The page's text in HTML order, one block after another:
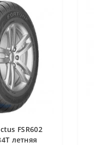
FSR602
летняя